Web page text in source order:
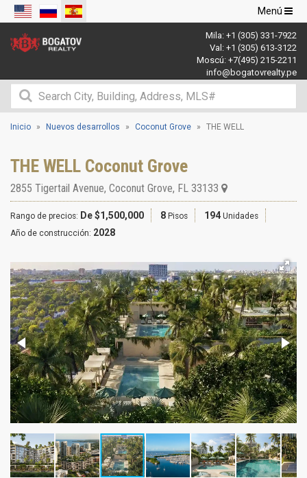
Navegación
de
palanca
Menú
Mila: +1 (305) 331-7922
Val: +1 (305) 613-3122
Moscú: +7(495) 215-2211
info@bogatovrealty.pe
Inicio Nuevos desarrollos Coconut Grove THE WELL
THE WELL Coconut Grove
2855 Tigertail Avenue, Coconut Grove, FL 33133
Rango de precios: De $1,500,000 8 Pisos 194 Unidades
Año de construcción: 2028